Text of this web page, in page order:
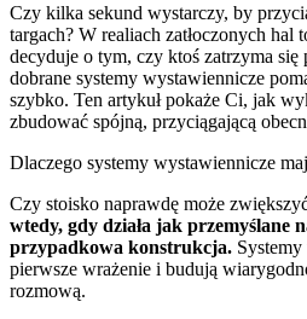
Czy kilka sekund wystarczy, by
targach? W realiach zatłoczonych hal
decyduje o tym, czy ktoś zatrzyma
dobrane systemy wystawiennicze
szybko. Ten artykuł pokaże Ci, jak
zbudować spójną, przyciągającą
Dlaczego systemy wystawiennicze
Czy stoisko naprawdę może
wtedy, gdy działa jak przemyślane
przypadkowa konstrukcja.
pierwsze wrażenie i budują
rozmową.